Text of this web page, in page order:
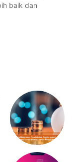
baik dan